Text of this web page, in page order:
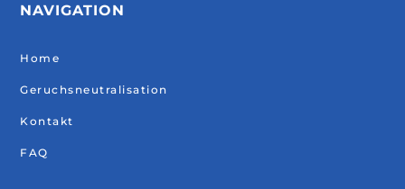
NAVIGATION
Home
Geruchsneutralisation
Kontakt
FAQ